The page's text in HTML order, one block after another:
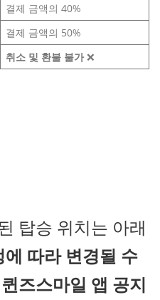
결제 금액의 40%
결제 금액의 50%
취소 및 환불 불가❌
탑승 위치는 아래
에 따라 변경될 수
즈스마일 앱 공지